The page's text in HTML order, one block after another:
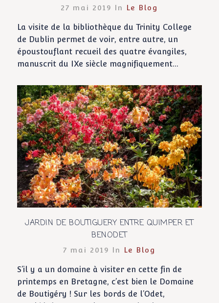
27 mai 2019 In Le Blog
La visite de la bibliothèque du Trinity College
de Dublin permet de voir, entre autre, un
époustouflant recueil des quatre évangiles,
manuscrit du IXe siècle magnifiquement...
JARDIN DE BOUTIGUERY ENTRE QUIMPER ET
BENODET
7 mai 2019 In Le Blog
S’il y a un domaine à visiter en cette fin de
printemps en Bretagne, c’est bien le Domaine
de Boutigéry ! Sur les bords de l’Odet,